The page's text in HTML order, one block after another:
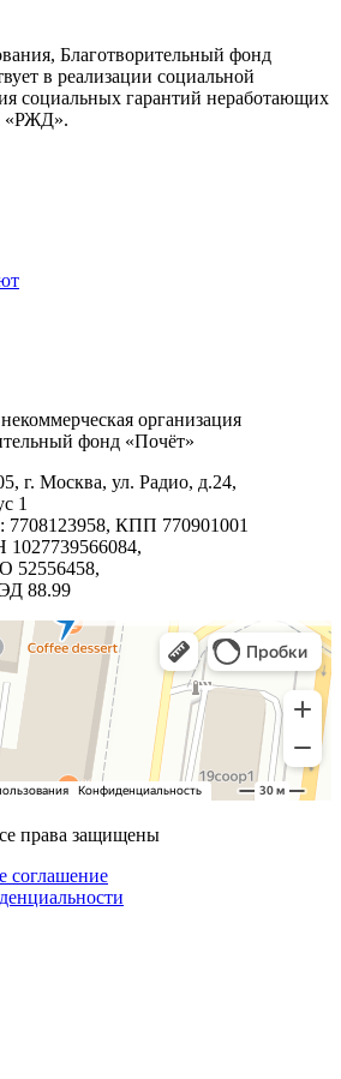
Благотворительный фонд
в реализации социальной
социальных гарантий неработающих
«РЖД».
организация
фонд «Почёт»
г. Москва, ул. Радио, д.24,
1
КПП 770901001
52556458,
88.99
права защищены
соглашение